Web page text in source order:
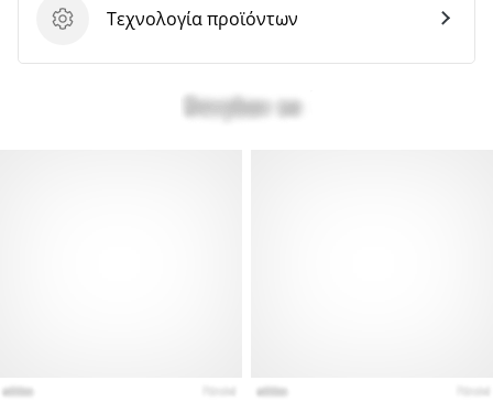
Τεχνολογία προϊόντων
Τεχνολογία προϊόντων